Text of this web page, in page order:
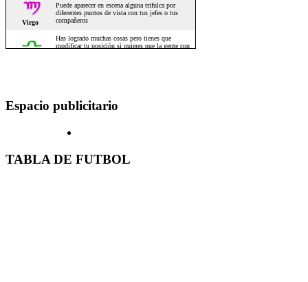
Espacio publicitario
TABLA DE FUTBOL